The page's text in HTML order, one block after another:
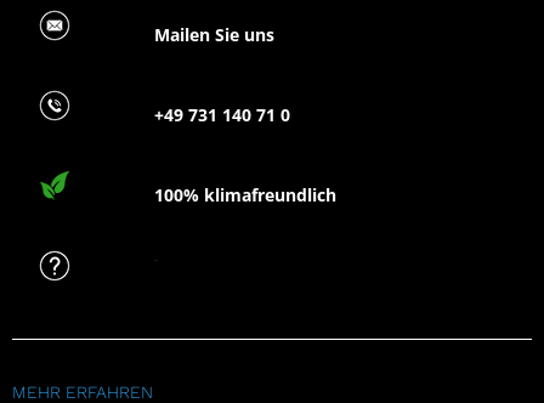
Mailen Sie uns
+49 731 140 71 0
100% klimafreundlich
MEHR ERFAHREN